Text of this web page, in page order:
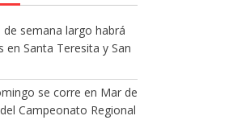
de semana largo habrá
en Santa Teresita y San
se corre en Mar de
Campeonato Regional